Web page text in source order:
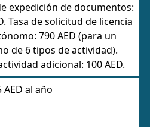
expedición de documentos:
Tasa de solicitud de licencia
790 AED (para un
de 6 tipos de actividad).
adicional: 100 AED.
AED al año